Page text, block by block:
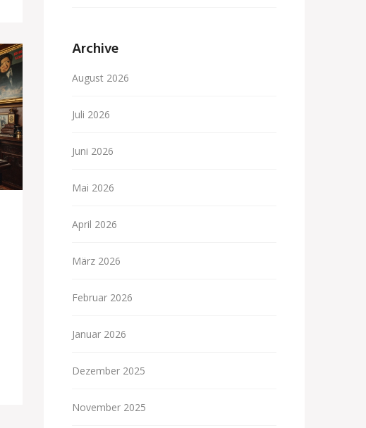
Archive
August 2026
Juli 2026
Juni 2026
Mai 2026
April 2026
März 2026
Februar 2026
Januar 2026
Dezember 2025
November 2025